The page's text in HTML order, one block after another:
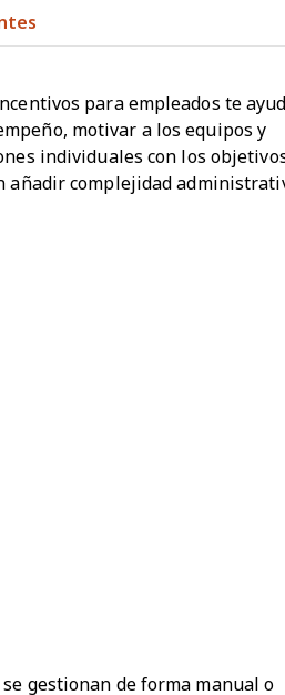
para empleados te
motivar a los equipos y
individuales con los
añadir complejidad
gestionan de forma manual o